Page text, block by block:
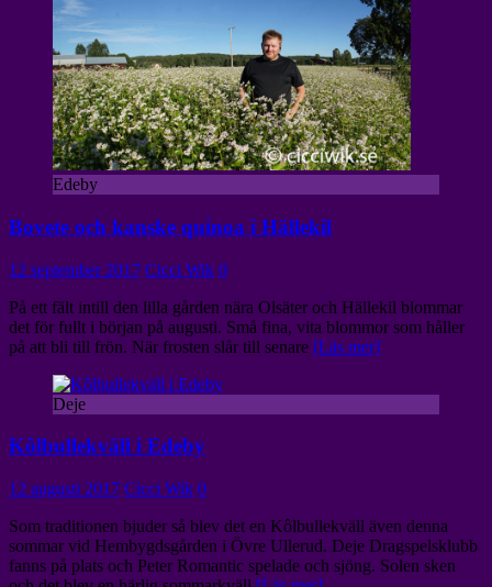
Edeby
Bovete och kanske quinoa i Hällekil
12 september 2017 Cicci Wik 0
På ett fält intill den lilla gården nära Olsäter och Hällekil blommar
det för fullt i början på augusti. Små fina, vita blommor som håller
på att bli till frön. När frosten slår till senare [Läs mer]
Deje
Kôlbullekväll i Edeby
12 augusti 2017 Cicci Wik 0
Som traditionen bjuder så blev det en Kôlbullekväll även denna
sommar vid Hembygdsgården i Övre Ullerud. Deje Dragspelsklubb
fanns på plats och Peter Romantic spelade och sjöng. Solen sken